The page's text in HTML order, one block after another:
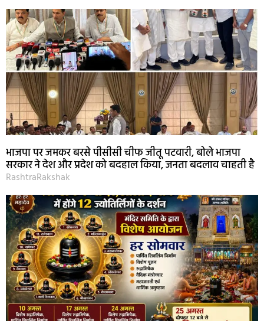
भाजपा पर जमकर बरसे पीसीसी चीफ जीतू पटवारी, बोले भाजपा
सरकार ने देश और प्रदेश को बदहाल किया, जनता बदलाव चाहती है
RashtraRakshak